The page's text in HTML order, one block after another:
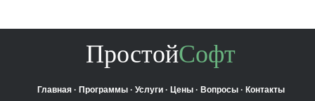
ПростойСофт
Главная· Программы· Услуги· Цены· Вопросы· Контакты